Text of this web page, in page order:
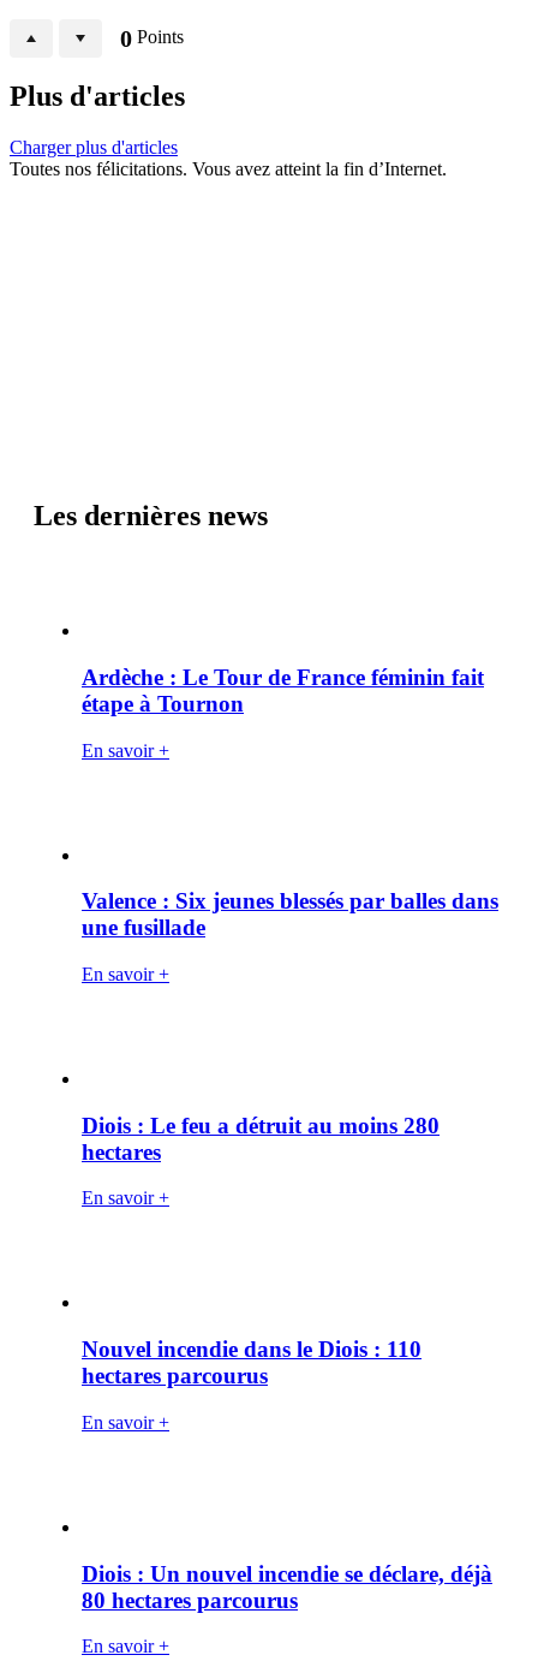
0 Points
Plus d'articles
Charger plus d'articles
Toutes nos félicitations. Vous avez atteint la fin d’Internet.
Les dernières news
Ardèche : Le Tour de France féminin fait
étape à Tournon
En savoir +
Valence : Six jeunes blessés par balles dans
une fusillade
En savoir +
Diois : Le feu a détruit au moins 280
hectares
En savoir +
Nouvel incendie dans le Diois : 110
hectares parcourus
En savoir +
Diois : Un nouvel incendie se déclare, déjà
80 hectares parcourus
En savoir +